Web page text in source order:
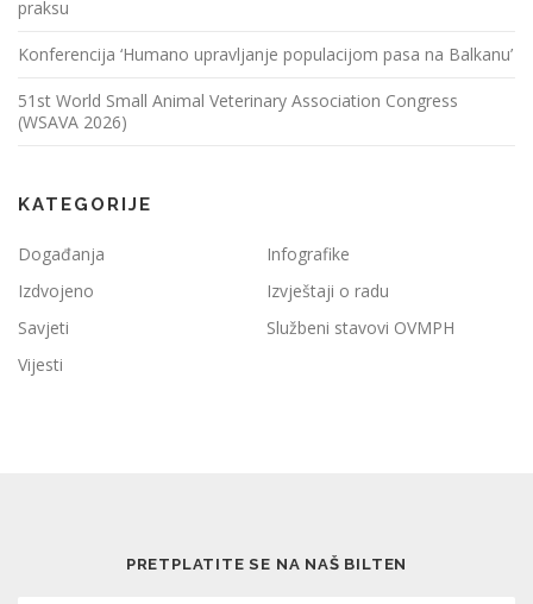
praksu
Konferencija ‘Humano upravljanje populacijom pasa na Balkanu’
51st World Small Animal Veterinary Association Congress
(WSAVA 2026)
KATEGORIJE
Događanja
Infografike
Izdvojeno
Izvještaji o radu
Savjeti
Službeni stavovi OVMPH
Vijesti
PRETPLATITE SE NA NAŠ BILTEN